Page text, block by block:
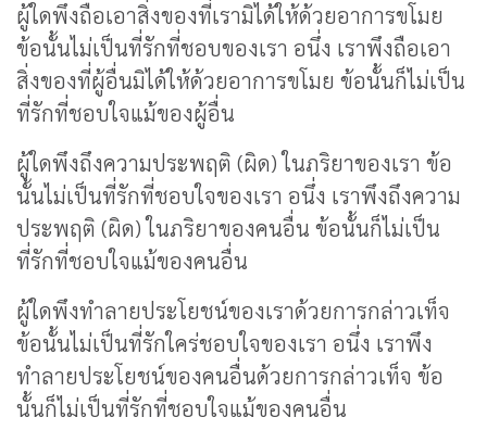
ผู้ใดพึงถือเอาสิ่งของที่เรามิได้ให้ด้วยอาการขโมย
ข้อนั้นไม่เป็นที่รักที่ชอบของเรา อนึ่ง เราพึงถือเอา
สิ่งของที่ผู้อื่นมิได้ให้ด้วยอาการขโมย ข้อนั้นก็ไม่เป็น
ที่รักที่ชอบใจแม้ของผู้อื่น
ผู้ใดพึงถึงความประพฤติ (ผิด) ในภริยาของเรา ข้อ
นั้นไม่เป็นที่รักที่ชอบใจของเรา อนึ่ง เราพึงถึงความ
ประพฤติ (ผิด) ในภริยาของคนอื่น ข้อนั้นก็ไม่เป็น
ที่รักที่ชอบใจแม้ของคนอื่น
ผู้ใดพึงทำลายประโยชน์ของเราด้วยการกล่าวเท็จ
ข้อนั้นไม่เป็นที่รักใคร่ชอบใจของเรา อนึ่ง เราพึง
ทำลายประโยชน์ของคนอื่นด้วยการกล่าวเท็จ ข้อ
นั้นก็ไม่เป็นที่รักที่ชอบใจแม้ของคนอื่น